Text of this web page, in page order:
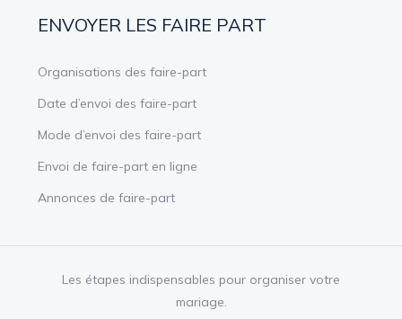
ENVOYER LES FAIRE PART
Organisations des faire-part
Date d’envoi des faire-part
Mode d’envoi des faire-part
Envoi de faire-part en ligne
Annonces de faire-part
Les étapes indispensables pour organiser votre
mariage.